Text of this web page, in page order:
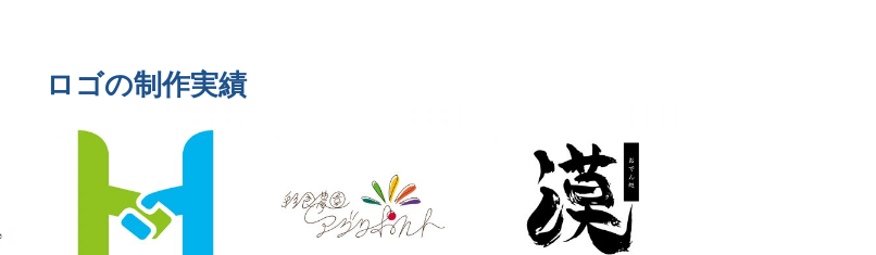
ロゴの制作実績